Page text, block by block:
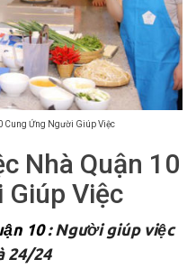
Cung Ứng Người Giúp Việc
Nhà Quận 10
Giúp Việc
10: Người giúp việc
24/24